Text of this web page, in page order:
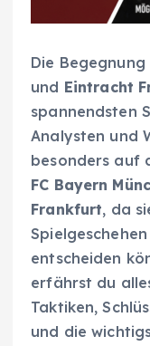
Die Begegnung
und Eintracht
spannendsten
Analysten und
besonders auf
FC Bayern
Frankfurt, da
entscheiden
erfährst du
Taktiken,
und die